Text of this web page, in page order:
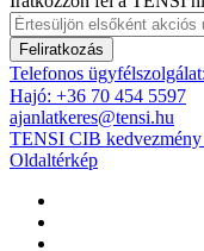
Feliratkozás
Telefonos ügyfélszolgálat:
Hajó: +36 70 454 5597
ajanlatkeres@tensi.hu
TENSI CIB kedvezmény
Oldaltérkép